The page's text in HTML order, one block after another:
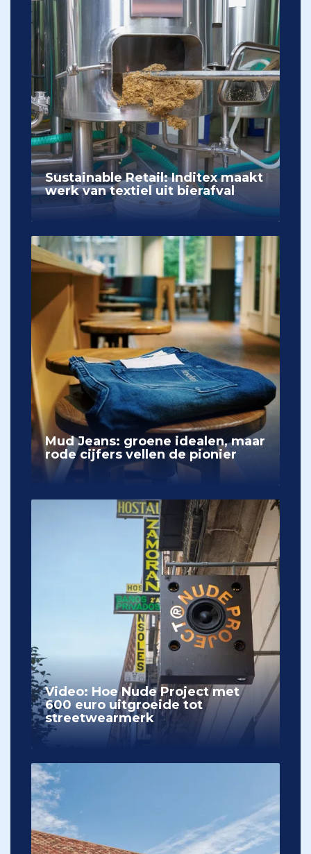
Sustainable Retail: Inditex maakt
werk van textiel uit bierafval
Mud Jeans: groene idealen, maar
rode cijfers vellen de pionier
Video: Hoe Nude Project met
600 euro uitgroeide tot
streetwearmerk